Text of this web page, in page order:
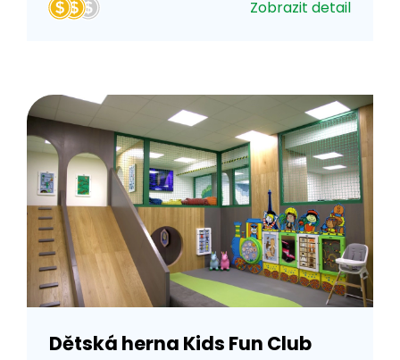
Zobrazit detail
Dětská herna Kids Fun Club